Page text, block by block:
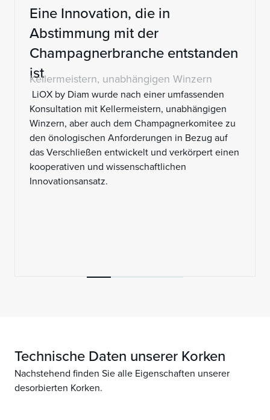
Eine Innovation, die in
Abstimmung mit der
Champagnerbranche entstanden
ist
Kellermeistern, unabhängigen Winzern
LiOX by Diam wurde nach einer umfassenden
Konsultation mit Kellermeistern, unabhängigen
Winzern, aber auch dem Champagnerkomitee zu
den önologischen Anforderungen in Bezug auf
das Verschließen entwickelt und verkörpert einen
kooperativen und wissenschaftlichen
Innovationsansatz.
Technische Daten unserer Korken
Nachstehend finden Sie alle Eigenschaften unserer
desorbierten Korken.